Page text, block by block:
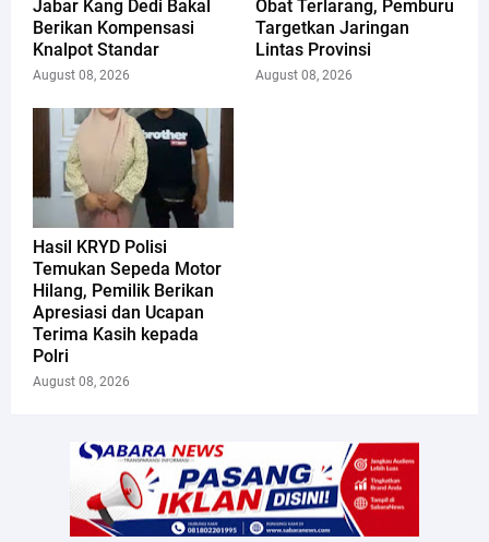
Jabar Kang Dedi Bakal
Berikan Kompensasi
Knalpot Standar
August 08, 2026
Obat Terlarang, Pemburu
Targetkan Jaringan
Lintas Provinsi
August 08, 2026
Hasil KRYD Polisi
Temukan Sepeda Motor
Hilang, Pemilik Berikan
Apresiasi dan Ucapan
Terima Kasih kepada
Polri
August 08, 2026